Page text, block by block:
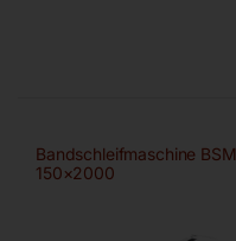
Bandschleifmaschine BSM
150×2000